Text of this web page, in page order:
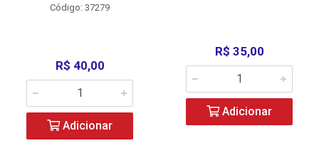
Código: 37279
R$ 40,00
Adicionar
R$ 35,00
Adicionar